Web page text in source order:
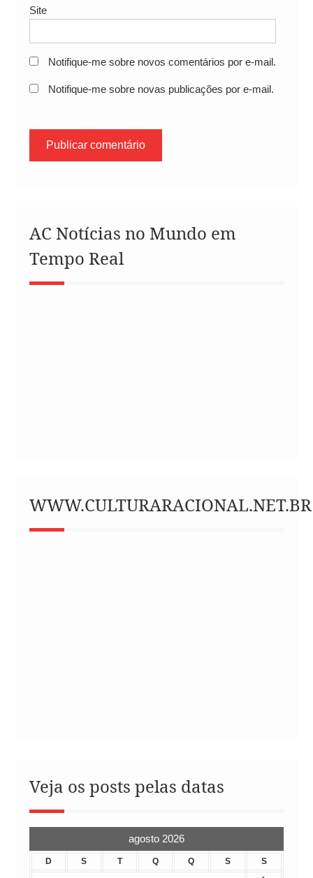
Site
Notifique-me sobre novos comentários por e-mail.
Notifique-me sobre novas publicações por e-mail.
AC Notícias no Mundo em
Tempo Real
WWW.CULTURARACIONAL.NET.BR
Veja os posts pelas datas
agosto 2026
D S T Q Q S
S